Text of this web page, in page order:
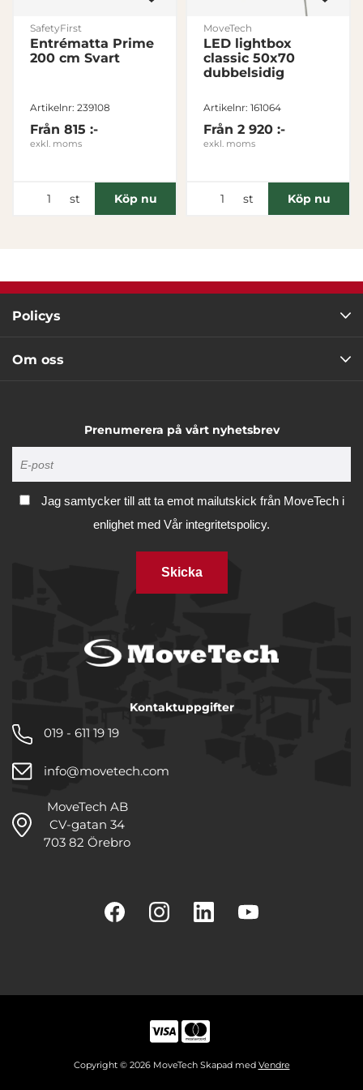
SafetyFirst
Entrématta Prime
200 cm Svart
Artikelnr: 239108
Från 815 :-
exkl. moms
st Köp nu
MoveTech
LED lightbox
classic 50x70
dubbelsidig
Artikelnr: 161064
Från 2 920 :-
exkl. moms
st Köp nu
Policys
Om oss
Prenumerera på vårt nyhetsbrev
Jag samtycker till att ta emot mailutskick från MoveTech i
enlighet med Vår integritetspolicy.
Skicka
Kontaktuppgifter
019 - 611 19 19
info@movetech.com
MoveTech AB
CV-gatan 34
703 82 Örebro
Copyright © 2026 MoveTech Skapad med Vendre